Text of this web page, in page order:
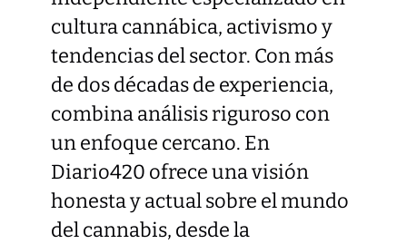
cultura cannábica, activismo y
tendencias del sector. Con más
de dos décadas de experiencia,
combina análisis riguroso con
un enfoque cercano. En
Diario420 ofrece una visión
honesta y actual sobre el mundo
del cannabis, desde la